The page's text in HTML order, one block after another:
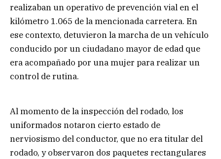
realizaban un operativo de prevención vial en el
kilómetro 1.065 de la mencionada carretera. En
ese contexto, detuvieron la marcha de un vehículo
conducido por un ciudadano mayor de edad que
era acompañado por una mujer para realizar un
control de rutina.
Al momento de la inspección del rodado, los
uniformados notaron cierto estado de
nerviosismo del conductor, que no era titular del
rodado, y observaron dos paquetes rectangulares